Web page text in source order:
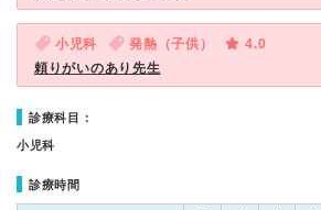
小児科 発熱（子供）
4.0
頼りがいのあり先生
診療科目：
小児科
診療時間